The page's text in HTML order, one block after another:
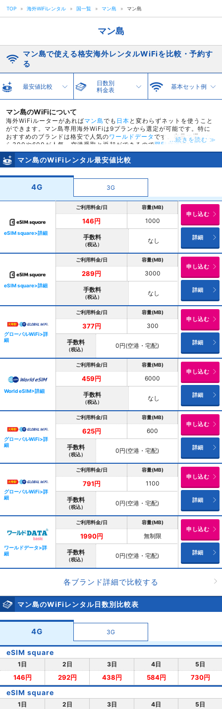
TOP » 海外WiFiレンタル » 国一覧 » マン島 » マン島
マン島
マン島で使える格安海外レンタルWiFiを比較・予約す
る
最安値比較
日数別
料金表
基本セット例
マン島のWiFiについて
海外WiFiルーターがあればマン島でも 日本 と変わらずネットを使うこと
ができます。マン島専用海外WiFiは9プランから選定が可能です。特に
おすすめのブランドは格安で人気のワールドデータ です。容量で選ぶな
ら300や600が人気。空港受取と返却ができるので羽田空港でレンタル
してそのまま出国も可能です。またワールドデータやWorld eSIMは羽田
空港での海外wifiの受取返却手数料がなんと無料！格安レンタルが可能
です。スカイチケットではマン島で使える海外WiFiを特別価格でご提
供。最安値が146円と他社ではできないキャンペーン価格でレンタルが
できます。
...続きを読む ≫
マン島のWiFiレンタル最安値比較
4G 3G
eSIM square>詳細
ご利用料金/日 容量(MB)
146円 1000
手数料
（税込） なし
申し込む
詳細
eSIM square>詳細
ご利用料金/日 容量(MB)
289円 3000
手数料
（税込） なし
申し込む
詳細
グローバルWiFi>詳
細
ご利用料金/日 容量(MB)
377円 300
手数料
（税込） 0円(空港・宅配)
申し込む
詳細
World eSIM>詳細
ご利用料金/日 容量(MB)
459円 6000
手数料
（税込） なし
申し込む
詳細
グローバルWiFi>詳
細
ご利用料金/日 容量(MB)
625円 600
手数料
（税込） 0円(空港・宅配)
申し込む
詳細
グローバルWiFi>詳
細
ご利用料金/日 容量(MB)
791円 1100
手数料
（税込） 0円(空港・宅配)
申し込む
詳細
ワールドデータ>詳
細
ご利用料金/日 容量(MB)
1990円 無制限
手数料
（税込） 0円(空港・宅配)
申し込む
詳細
各ブランド詳細で比較する
マン島のWiFiレンタル日数別比較表
4G 3G
eSIM square
1日 2日 3日 4日 5日
146円 292円 438円 584円 730円
eSIM square
1日 2日 3日 4日 5日